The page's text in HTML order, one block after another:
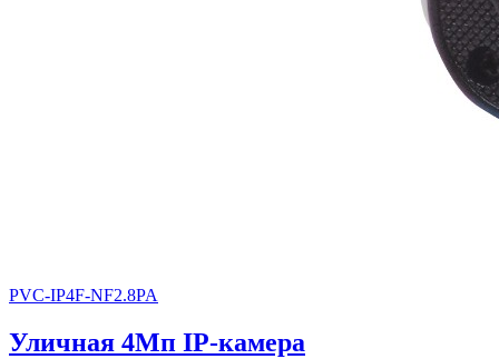
PVC-IP4F-NF2.8PA
Уличная 4Мп IP-камера